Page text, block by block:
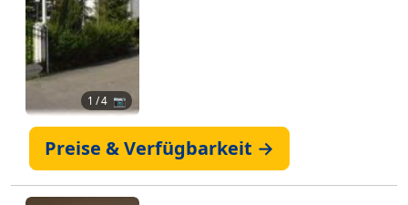
1 / 4 📷
Preise & Verfügbarkeit →